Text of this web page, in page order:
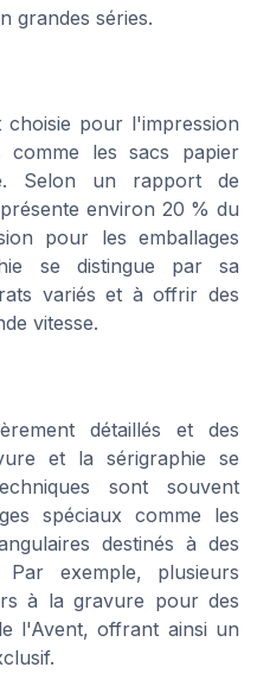
grandes séries.
pour l'impression
comme les sacs papier
Selon un rapport de
environ 20 % du
pour les emballages
se distingue par sa
variés et à offrir des
vitesse.
détaillés et des
et la sérigraphie se
sont souvent
spéciaux comme les
destinés à des
exemple, plusieurs
à la gravure pour des
l'Avent, offrant ainsi un